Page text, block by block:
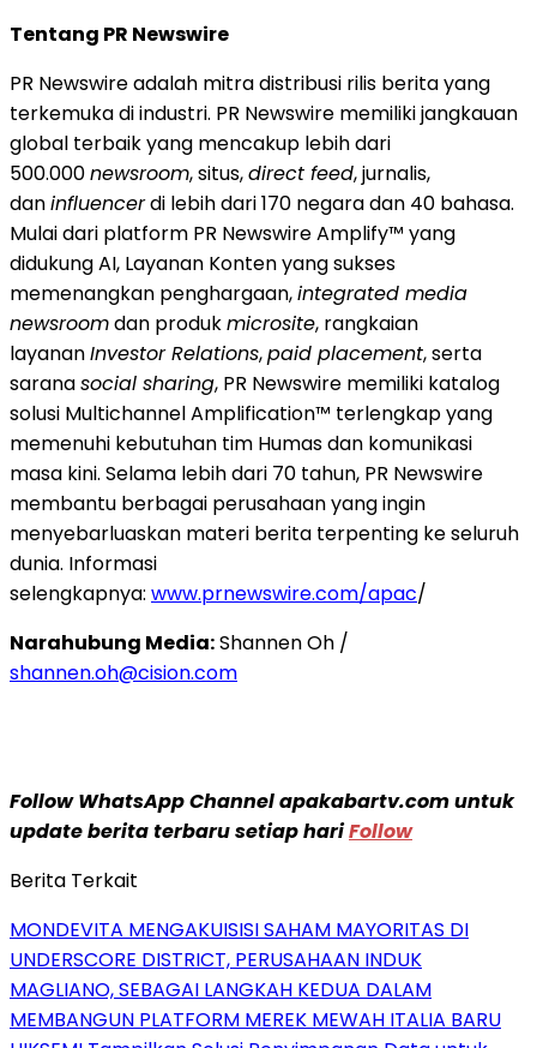
Tentang PR Newswire
PR Newswire adalah mitra distribusi rilis berita yang
terkemuka di industri. PR Newswire memiliki jangkauan
global terbaik yang mencakup lebih dari
500.000newsroom, situs,direct feed, jurnalis,
daninfluencerdi lebih dari 170 negara dan 40 bahasa.
Mulai dari platform PR Newswire Amplify™ yang
didukung AI, Layanan Konten yang sukses
memenangkan penghargaan,integrated media
newsroomdan produkmicrosite, rangkaian
layananInvestor Relations,paid placement, serta
saranasocial sharing, PR Newswire memiliki katalog
solusi Multichannel Amplification™ terlengkap yang
memenuhi kebutuhan tim Humas dan komunikasi
masa kini. Selama lebih dari 70 tahun, PR Newswire
membantu berbagai perusahaan yang ingin
menyebarluaskan materi berita terpenting ke seluruh
dunia. Informasi
selengkapnya: www.prnewswire.com/apac/
Narahubung Media:Shannen Oh /
shannen.oh@cision.com
Follow WhatsApp Channel apakabartv.com untuk
update berita terbaru setiap hariFollow
Berita Terkait
MONDEVITA MENGAKUISISI SAHAM MAYORITAS DI
UNDERSCORE DISTRICT, PERUSAHAAN INDUK
MAGLIANO, SEBAGAI LANGKAH KEDUA DALAM
MEMBANGUN PLATFORM MEREK MEWAH ITALIA BARU